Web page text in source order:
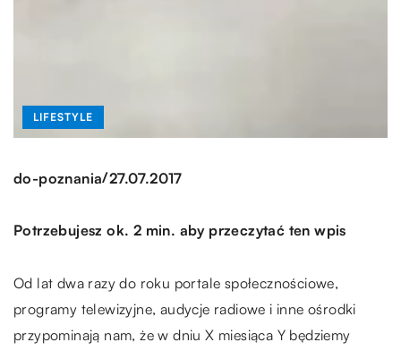
LIFESTYLE
do-poznania/27.07.2017
Potrzebujesz ok. 2 min. aby przeczytać ten wpis
Od lat dwa razy do roku portale społecznościowe,
programy telewizyjne, audycje radiowe i inne ośrodki
przypominają nam, że w dniu X miesiąca Y będziemy